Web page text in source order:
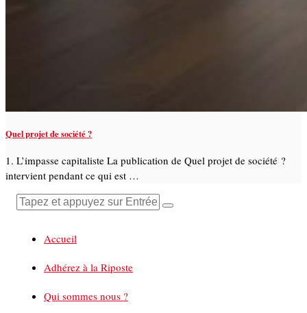
Quel projet de société ?
1. L’impasse capitaliste La publication de Quel projet de société ?
intervient pendant ce qui est …
Accueil
Adhérez à la Riposte
Qui sommes nous ?